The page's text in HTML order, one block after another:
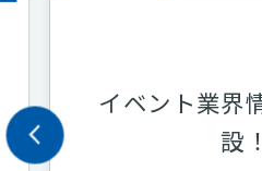
第12回JACE
ード